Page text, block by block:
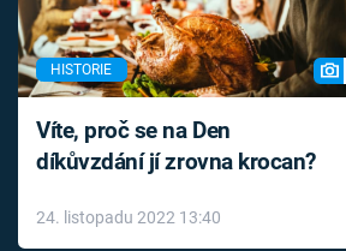
HISTORIE
Víte, proč se na Den
díkůvzdání jí zrovna krocan?
24. listopadu 2022 13:40